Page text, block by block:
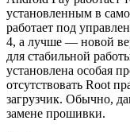
установленным в
работает под
4, а лучше — новой
для стабильной
установлена особая
отсутствовать Root
загрузчик. Обычно,
замене прошивки.